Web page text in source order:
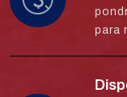
para